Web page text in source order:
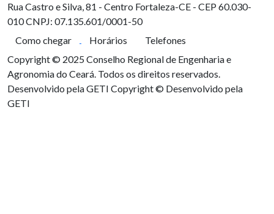
Rua Castro e Silva, 81 - Centro Fortaleza-CE - CEP 60.030-
010CNPJ: 07.135.601/0001-50
Como chegar
Horários
Telefones
Copyright © 2025 Conselho Regional de Engenharia e
Agronomia do Ceará. Todos os direitos reservados.
Desenvolvido pela GETI Copyright © Desenvolvido pela
GETI